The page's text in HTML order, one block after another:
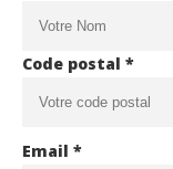
Code postal *
Email *